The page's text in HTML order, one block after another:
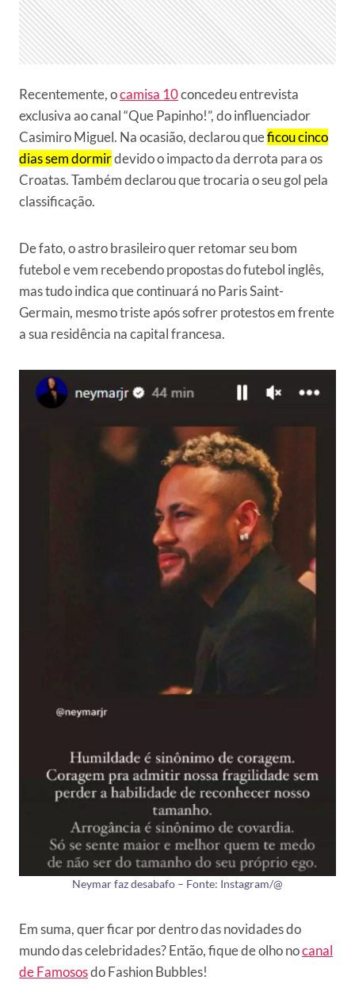
Recentemente, ocamisa 10concedeu entrevista
exclusiva ao canal “Que Papinho!”, do influenciador
Casimiro Miguel. Na ocasião, declarou queficou cinco
dias sem dormirdevido o impacto da derrota para os
Croatas. Também declarou que trocaria o seu gol pela
classificação.
De fato, o astro brasileiro quer retomar seu bom
futebol e vem recebendo propostas do futebol inglês,
mas tudo indica que continuará no Paris Saint-
Germain, mesmo triste após sofrer protestos em frente
a sua residência na capital francesa.
Neymar faz desabafo – Fonte: Instagram/@
Em suma, quer ficar por dentro das novidades do
mundo das celebridades? Então, fique de olho nocanal
de Famososdo Fashion Bubbles!